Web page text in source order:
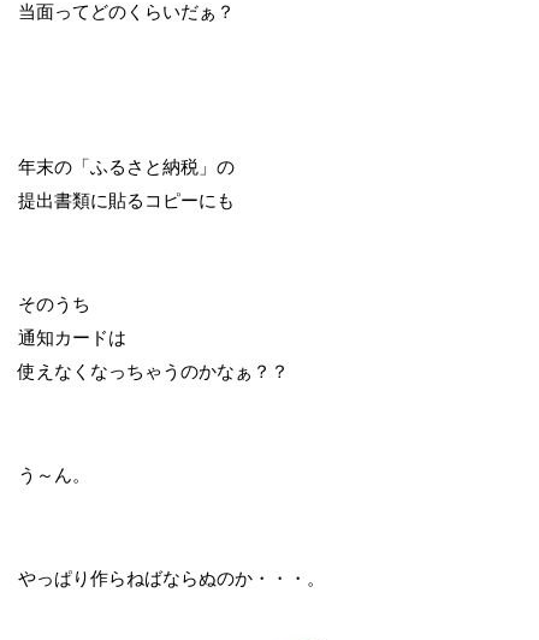
当面ってどのくらいだぁ？
年末の「ふるさと納税」の
提出書類に貼るコピーにも
そのうち
通知カードは
使えなくなっちゃうのかなぁ？？
う～ん。
やっぱり作らねばならぬのか・・・。